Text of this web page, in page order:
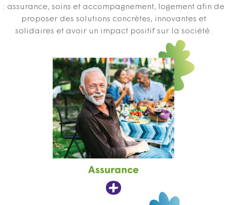
: assurance, soins et accompagnement, logement afin de
proposer des solutions concrètes, innovantes et
solidaires et avoir un impact positif sur la société.
Assurance